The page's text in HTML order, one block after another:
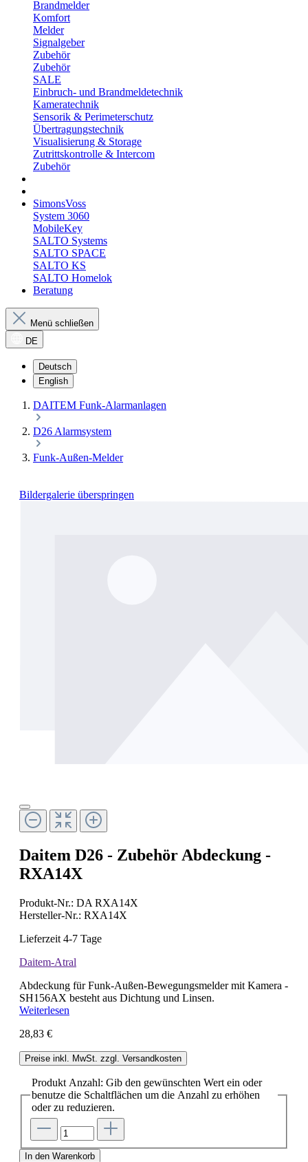
Brandmelder
Komfort
Melder
Signalgeber
Zubehör
Zubehör
SALE
Einbruch- und Brandmeldetechnik
Kameratechnik
Sensorik & Perimeterschutz
Übertragungstechnik
Visualisierung & Storage
Zutrittskontrolle & Intercom
Zubehör
SimonsVoss
System 3060
MobileKey
SALTO Systems
SALTO SPACE
SALTO KS
SALTO Homelok
Beratung
Menü schließen
DE
Deutsch
English
DAITEM Funk-Alarmanlagen
D26 Alarmsystem
Funk-Außen-Melder
Bildergalerie überspringen
Daitem D26 - Zubehör Abdeckung -
RXA14X
Produkt-Nr.: DA RXA14X
Hersteller-Nr.: RXA14X
Lieferzeit 4-7 Tage
Daitem-Atral
Abdeckung für Funk-Außen-Bewegungsmelder mit Kamera -
SH156AX besteht aus Dichtung und Linsen.
Weiterlesen
28,83 €
Preise inkl. MwSt. zzgl. Versandkosten
Produkt Anzahl: Gib den gewünschten Wert ein oder
benutze die Schaltflächen um die Anzahl zu erhöhen
oder zu reduzieren.
In den Warenkorb